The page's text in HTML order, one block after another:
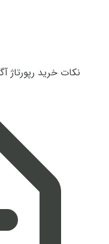
نکات خرید رپورتاژ